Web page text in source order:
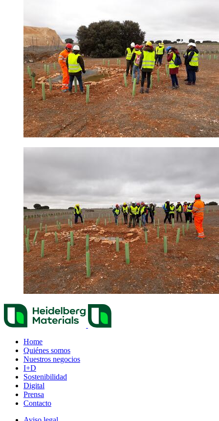
Home
Quiénes somos
Nuestros negocios
I+D
Sostenibilidad
Digital
Prensa
Contacto